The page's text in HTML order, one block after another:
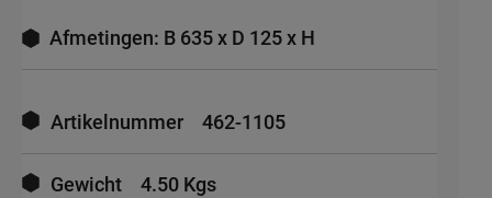
Afmetingen: B 635 x D 125 x H
informatie
Artikelnummer 462-1105
Gewicht 4.50 Kgs